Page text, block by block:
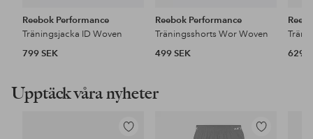
Reebok Performance
Träningsjacka ID Woven
799 SEK
Reebok Performance
Träningsshorts Wor Woven
499 SEK
629
Upptäck våra nyheter
Lägg
Lägg